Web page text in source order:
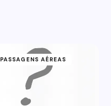
PASSAGENS AÉREAS